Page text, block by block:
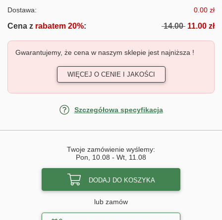
Dostawa: 0.00 zł
Cena z rabatem 20%: 14.00 11.00 zł
Gwarantujemy, że cena w naszym sklepie jest najniższa !
WIĘCEJ O CENIE I JAKOŚCI
Szczegółowa specyfikacja
Twoje zamówienie wyślemy:
Pon, 10.08 - Wt, 11.08
DODAJ DO KOSZYKA
lub zamów